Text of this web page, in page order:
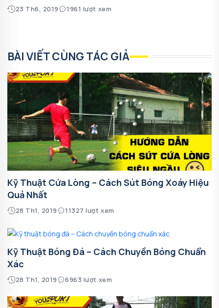
23 Th6, 2019 1961 lượt xem
BÀI VIẾT CÙNG TÁC GIẢ
Kỹ Thuật Cứa Lòng – Cách Sút Bóng Xoáy Hiệu
Quả Nhất
28 Th1, 2019 11327 lượt xem
Kỹ Thuật Bóng Đá – Cách Chuyền Bóng Chuẩn
Xác
28 Th1, 2019 6963 lượt xem